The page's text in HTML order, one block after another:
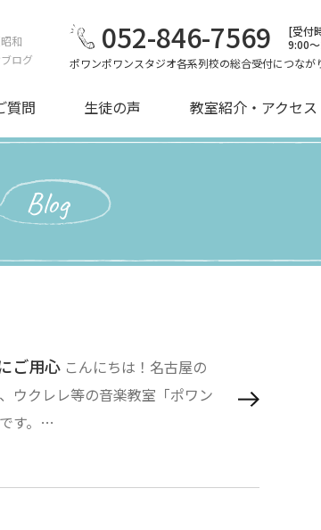
和
ログ
052-846-7569
[受付
9:00
ポワンポワンスタジオ各系列校の総合受付につなが
質問 生徒の声 教室紹介・アクセス
Blog
ご用心 こんにちは！名古屋の
ウクレレ等の音楽教室「ポワン
す。…